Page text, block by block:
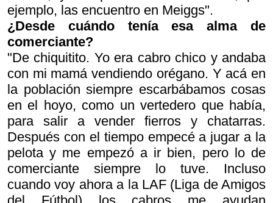
ejemplo, las encuentro en Meiggs".
¿Desde cuándo tenía esa alma de
comerciante?
"De chiquitito. Yo era cabro chico y andaba
con mi mamá vendiendo orégano. Y acá en
la población siempre escarbábamos cosas
en el hoyo, como un vertedero que había,
para salir a vender fierros y chatarras.
Después con el tiempo empecé a jugar a la
pelota y me empezó a ir bien, pero lo de
comerciante siempre lo tuve. Incluso
cuando voy ahora a la LAF (Liga de Amigos